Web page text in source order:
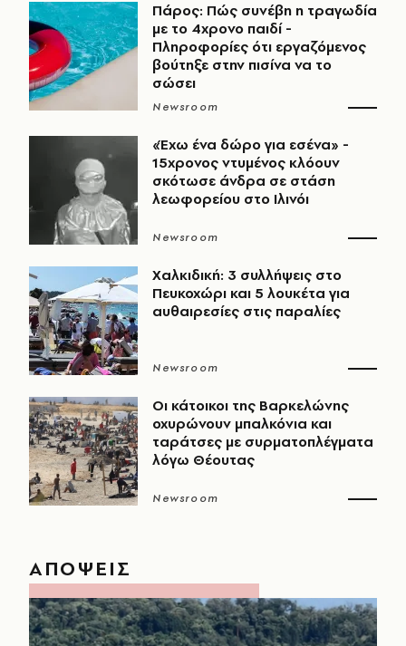
Πάρος: Πώς συνέβη η τραγωδία
με το 4χρονο παιδί -
Πληροφορίες ότι εργαζόμενος
βούτηξε στην πισίνα να το
σώσει
Newsroom
«Έχω ένα δώρο για εσένα» -
15χρονος ντυμένος κλόουν
σκότωσε άνδρα σε στάση
λεωφορείου στο Ιλινόι
Newsroom
Χαλκιδική: 3 συλλήψεις στο
Πευκοχώρι και 5 λουκέτα για
αυθαιρεσίες στις παραλίες
Newsroom
Οι κάτοικοι της Βαρκελώνης
οχυρώνουν μπαλκόνια και
ταράτσες με συρματοπλέγματα
λόγω Θέουτας
Newsroom
ΑΠΟΨΕΙΣ